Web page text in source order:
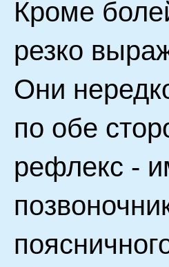
Кроме
резко
Они
по обе
рефлекс -